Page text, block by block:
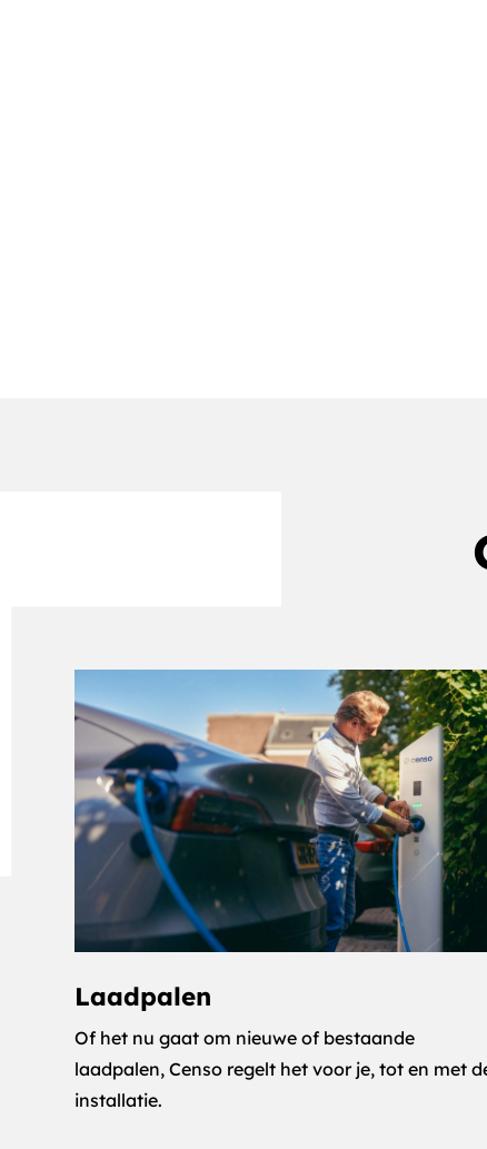
Laadpalen
Of het nu gaat om nieuwe of bestaande
laadpalen, Censo regelt het voor je, tot en met
installatie.